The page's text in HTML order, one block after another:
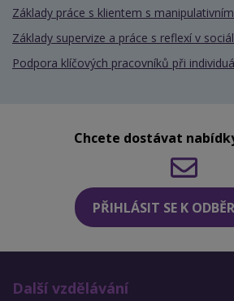
Základy práce s klientem s
Základy supervize a práce s reflexí v
Podpora klíčových pracovníků při
Chcete dostávat
PŘIHLÁSIT SE K
Další vzdělávání